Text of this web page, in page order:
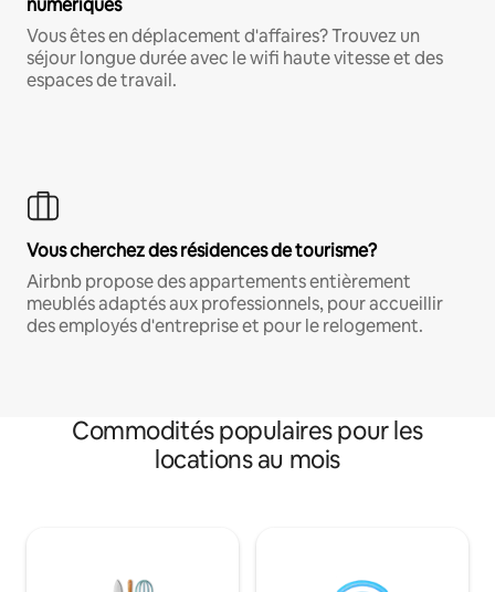
numériques
Vous êtes en déplacement d'affaires? Trouvez un
séjour longue durée avec le wifi haute vitesse et des
espaces de travail.
Vous cherchez des résidences de tourisme?
Airbnb propose des appartements entièrement
meublés adaptés aux professionnels, pour accueillir
des employés d'entreprise et pour le relogement.
Commodités populaires pour les
locations au mois